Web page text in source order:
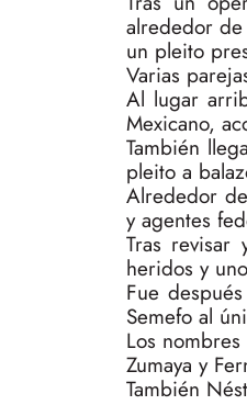
alrededor
un pleito
Varias
Al lugar
Mexicano,
También
pleito a
Alrededor
y agentes
Tras
heridos y
Fue
Semefo al
Los
Zumaya y
También